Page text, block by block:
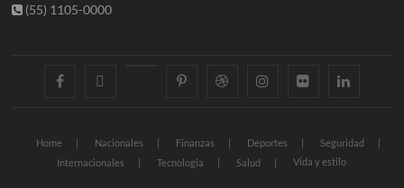
(55) 1105-0000
facebook googlepluspinterestdribbble instagramflickr linkedin
Home Nacionales Finanzas Deportes
Seguridad
Internacionales
Tecnologia Salud Vida y estilo